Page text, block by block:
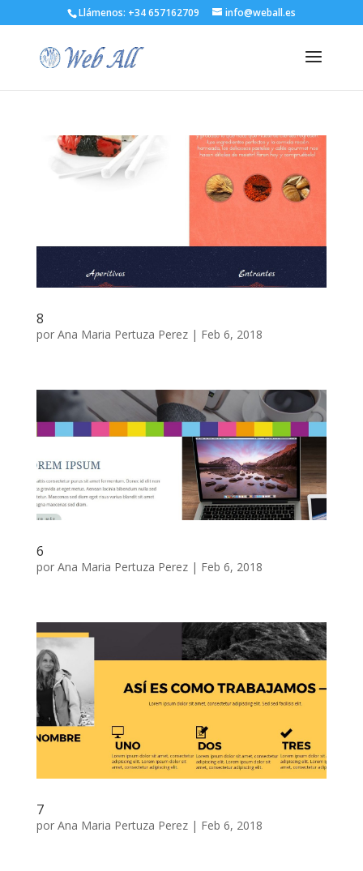
Llámenos: +34 657162709 info@weball.es
8
por Ana Maria Pertuza Perez| Feb 6, 2018
6
por Ana Maria Pertuza Perez| Feb 6, 2018
7
por Ana Maria Pertuza Perez| Feb 6, 2018